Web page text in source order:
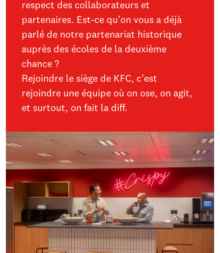
respect des collaborateurs et
partenaires. Est-ce qu’on vous a déjà
parlé de notre partenariat historique
auprès des écoles de la deuxième
chance ?
Rejoindre le siège de KFC, c’est
rejoindre une équipe où on ose, on agit,
et surtout, on fait la diff.